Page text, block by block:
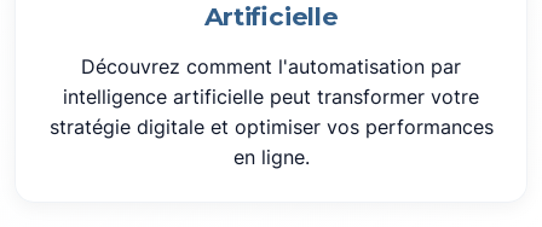
Artificielle
Découvrez comment l'automatisation par
intelligence artificielle peut transformer votre
stratégie digitale et optimiser vos performances
en ligne.